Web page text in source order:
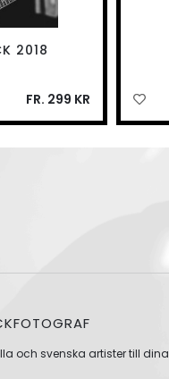
2018
FR. 299 KR
och svenska artister till dina